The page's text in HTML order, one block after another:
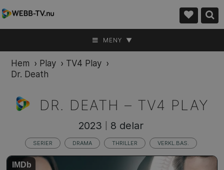
MENY ▼
Hem › Play › TV4 Play ›
Dr. Death
DR. DEATH – TV4 PLAY
2023 8 delar
SERIER DRAMA THRILLER VERKL.BAS.
IMDb